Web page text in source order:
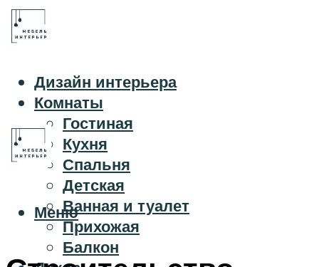
Дизайн интерьера
Комнаты
Гостиная
Кухня
Спальня
Детская
Ванная и туалет
Прихожая
Балкон
Меню